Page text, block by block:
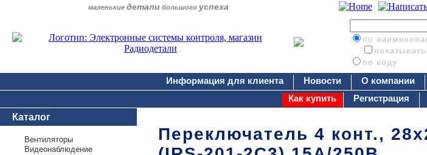
маленькие детали большого успеха
по
по коду
Информация для клиента Новости О компании
Как купить
Регистрация
Каталог
Вентиляторы
Видеонаблюдение
Переключатель 4 конт.,